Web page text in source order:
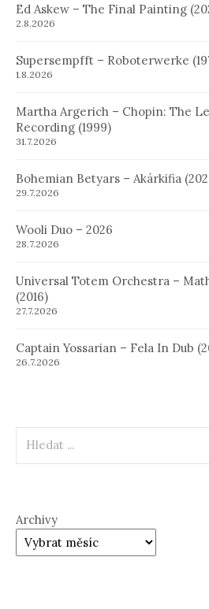
Ed Askew – The Final Painting
2.8.2026
Supersempfft – Roboterwerke
1.8.2026
Martha Argerich – Chopin: The
Recording (1999)
31.7.2026
Bohemian Betyars – Akárkifia
29.7.2026
Wooli Duo – 2026
28.7.2026
Universal Totem Orchestra –
(2016)
27.7.2026
Captain Yossarian – Fela In Dub
26.7.2026
Archivy